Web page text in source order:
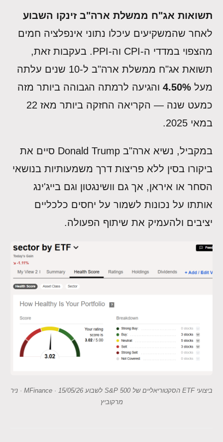
תשואות אג"ח ממשלת ארה"ב זינקו השבוע
לאחר שהמשקיעים עיכלו נתוני אינפלציה חמים
מהצפוי במדדי ה-CPI וה-PPI. בעקבות זאת,
תשואת אג"ח ממשלת ארה"ב ל-10 שנים עלתה
מעל 4.50% והגיעה לרמתה הגבוהה ביותר מזה
כמעט שנה — הקריאה החזקה ביותר מאז 22
במאי 2025.
במקביל, נשיא ארה"ב Donald Trump סיים את
ביקורו בסין ללא פריצות דרך משמעותיות בנושאי
הסחר או איראן, אך גם וושינגטון וגם בייג'ינג
אותתו על נכונות לשמור על יחסים כלכליים
יציבים ולהעמיק את שיתוף הפעולה.
ביצועי ETF הסקטוריאליים של S&P 500 לשבוע 15/05/26 · MFinance · ניר
מרקוביץ